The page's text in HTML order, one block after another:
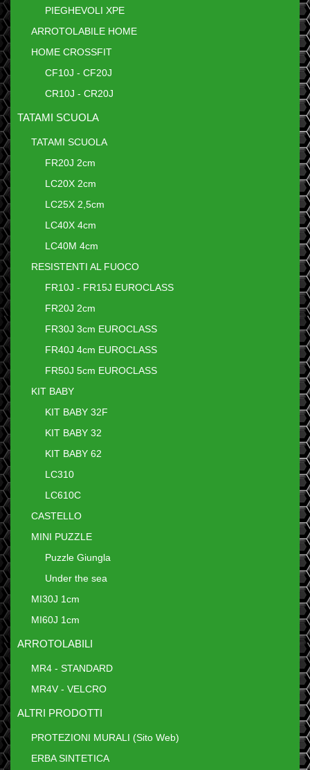
PIEGHEVOLI XPE
ARROTOLABILE HOME
HOME CROSSFIT
CF10J - CF20J
CR10J - CR20J
TATAMI SCUOLA
TATAMI SCUOLA
FR20J 2cm
LC20X 2cm
LC25X 2,5cm
LC40X 4cm
LC40M 4cm
RESISTENTI AL FUOCO
FR10J - FR15J EUROCLASS
FR20J 2cm
FR30J 3cm EUROCLASS
FR40J 4cm EUROCLASS
FR50J 5cm EUROCLASS
KIT BABY
KIT BABY 32F
KIT BABY 32
KIT BABY 62
LC310
LC610C
CASTELLO
MINI PUZZLE
Puzzle Giungla
Under the sea
MI30J 1cm
MI60J 1cm
ARROTOLABILI
MR4 - STANDARD
MR4V - VELCRO
ALTRI PRODOTTI
PROTEZIONI MURALI (Sito Web)
ERBA SINTETICA